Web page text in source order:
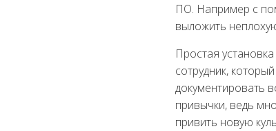
ПО. Например с
выложить
Простая установка
сотрудник,
документировать
привычки, ведь
привить новую